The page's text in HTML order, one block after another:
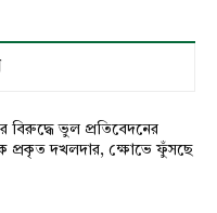
বিরুদ্ধে ভুল প্রতিবেদনের
প্রকৃত দখলদার, ক্ষোভে ফুঁসছে